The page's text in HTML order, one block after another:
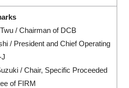
/ Chairman of DCB
/ President and Chief Operating
J
/ Chair, Specific Proceeded
of FIRM